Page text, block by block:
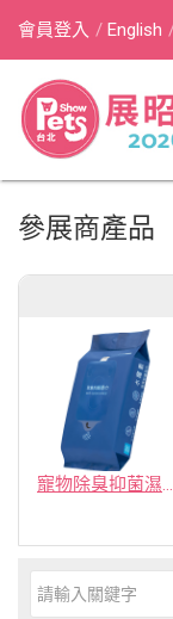
會員登入 English
參展商產品
寵物除臭抑菌濕紙巾／30抽／無味【4包100】